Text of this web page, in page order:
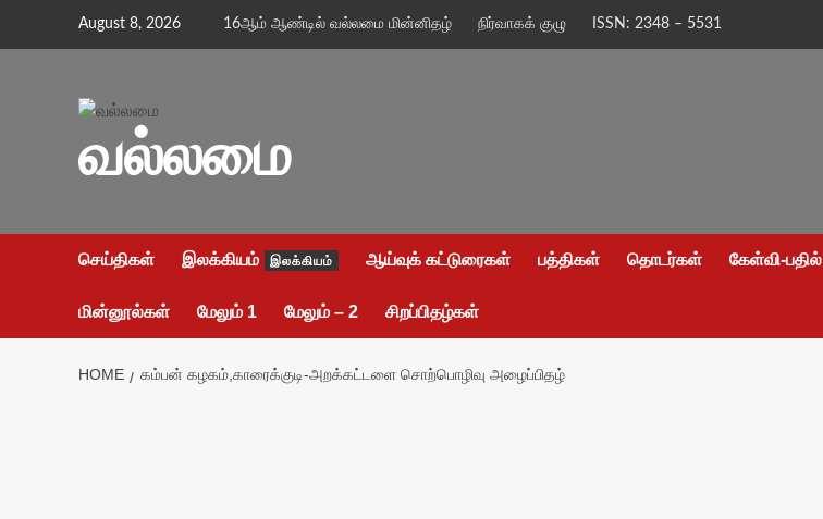
August 8, 2026 16ஆம் ஆண்டில் வல்லமை மின்னிதழ் நிர்வாகக் குழு ISSN: 2348 – 5531
வல்லமை
செய்திகள் இலக்கியம் இலக்கியம் ஆய்வுக் கட்டுரைகள் பத்திகள் தொடர்கள் கேள்வி-பதில்
மின்னூல்கள் மேலும் 1 மேலும் – 2 சிறப்பிதழ்கள்
HOME கம்பன் கழகம்,காரைக்குடி-அறக்கட்டளை சொற்பொழிவு அழைப்பிதழ்